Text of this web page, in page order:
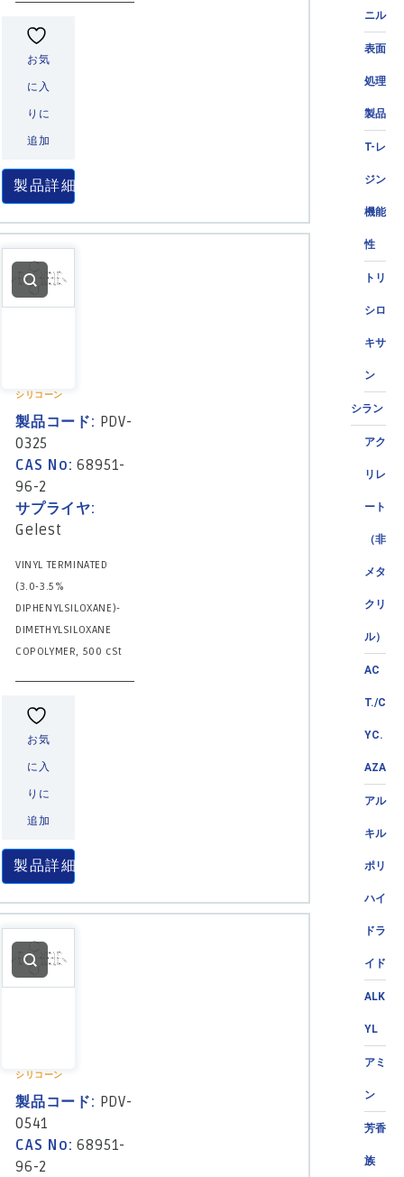
ニル
表面
処理
製品
T-レ
ジン
機能
性
トリ
シロ
キサ
ン
シラン
アク
リレ
ート
（非
メタ
クリ
ル）
AC
T./C
YC.
AZA
アル
キル
ポリ
ハイ
ドラ
イド
ALK
YL
アミ
ン
芳香
族
お気
に入
りに
追加
製品詳細
シリコーン
製品コード: PDV-
0325
CAS No:68951-
96-2
サプライヤ:
Gelest
VINYL TERMINATED
(3.0-3.5%
DIPHENYLSILOXANE)-
DIMETHYLSILOXANE
COPOLYMER, 500 cSt
お気
に入
りに
追加
製品詳細
シリコーン
製品コード: PDV-
0541
CAS No:68951-
96-2